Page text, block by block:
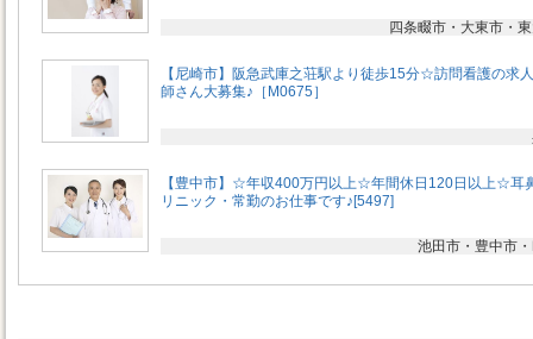
四条畷市・大東市・
【尼崎市】阪急武庫之荘駅より徒歩15分☆訪問看護の求
師さん大募集♪［M0675］
【豊中市】☆年収400万円以上☆年間休日120日以上☆耳
リニック・常勤のお仕事です♪[5497]
池田市・豊中市